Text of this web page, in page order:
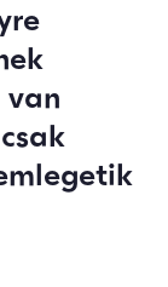
van